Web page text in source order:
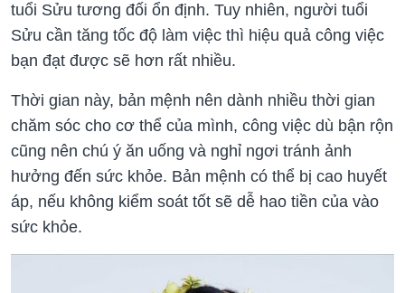
tuổi Sửu tương đối ổn định. Tuy nhiên, người tuổi
Sửu cần tăng tốc độ làm việc thì hiệu quả công việc
bạn đạt được sẽ hơn rất nhiều.
Thời gian này, bản mệnh nên dành nhiều thời gian
chăm sóc cho cơ thể của mình, công việc dù bận rộn
cũng nên chú ý ăn uống và nghỉ ngơi tránh ảnh
hưởng đến sức khỏe. Bản mệnh có thể bị cao huyết
áp, nếu không kiểm soát tốt sẽ dễ hao tiền của vào
sức khỏe.